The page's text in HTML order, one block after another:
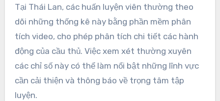
Tại Thái Lan, các huấn luyện viên thường theo
dõi những thống kê này bằng phần mềm phân
tích video, cho phép phân tích chi tiết các hành
động của cầu thủ. Việc xem xét thường xuyên
các chỉ số này có thể làm nổi bật những lĩnh vực
cần cải thiện và thông báo về trọng tâm tập
luyện.